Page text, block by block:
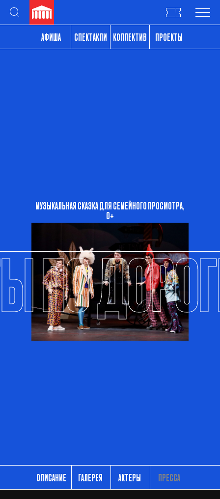
ПРОЕКТЫ
КОЛЛЕКТИВ
СПЕКТАКЛИ
АФИША
ПРЕССА
АКТЕРЫ
ГАЛЕРЕЯ
ОПИСАНИЕ
МУЗЫКАЛЬНАЯ СКАЗКА ДЛЯ СЕМЕЙНОГО ПРОСМОТРА,
0+
ПО